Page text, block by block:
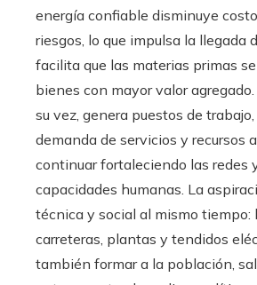
energía confiable disminuye
riesgos, lo que impulsa la llegada
facilita que las materias primas
bienes con mayor valor
su vez, genera puestos de
demanda de servicios y recursos
continuar fortaleciendo las redes
capacidades humanas. La
técnica y social al mismo tiempo:
carreteras, plantas y tendidos
también formar a la población,